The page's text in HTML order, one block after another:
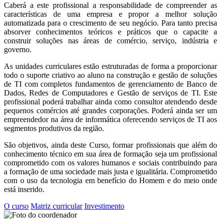
Caberá a este profissional a responsabilidade de compreender as
características de uma empresa e propor a melhor solução
automatizada para o crescimento de seu negócio. Para tanto precisa
absorver conhecimentos teóricos e práticos que o capacite a
construir soluções nas áreas de comércio, serviço, indústria e
governo.
As unidades curriculares estão estruturadas de forma a proporcionar
todo o suporte criativo ao aluno na construção e gestão de soluções
de TI com completos fundamentos de gerenciamento de Banco de
Dados, Redes de Computadores e Gestão de serviços de TI. Este
profissional poderá trabalhar ainda como consultor atendendo desde
pequenos comércios até grandes corporações. Poderá ainda ser um
empreendedor na área de informática oferecendo serviços de TI aos
segmentos produtivos da região.
São objetivos, ainda deste Curso, formar profissionais que além do
conhecimento técnico em sua área de formação seja um profissional
comprometido com os valores humanos e sociais contribuindo para
a formação de uma sociedade mais justa e igualitária. Comprometido
com o uso da tecnologia em benefício do Homem e do meio onde
está inserido.
O curso Matriz curricular Investimento